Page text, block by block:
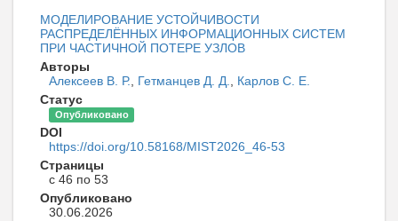
МОДЕЛИРОВАНИЕ УСТОЙЧИВОСТИ
РАСПРЕДЕЛЁННЫХ ИНФОРМАЦИОННЫХ СИСТЕМ
ПРИ ЧАСТИЧНОЙ ПОТЕРЕ УЗЛОВ
Авторы
Алексеев В. Р.
Гетманцев Д. Д.
Карлов С. Е.
Статус
Опубликовано
DOI
https://doi.org/10.58168/MIST2026_46-53
Страницы
с 46 по 53
Опубликовано
30.06.2026